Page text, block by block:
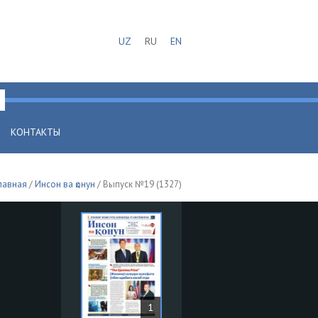
UZ RU EN
КОНТАКТЫ
/Инсон ва қонун / Выпуск №19 (1327)
1